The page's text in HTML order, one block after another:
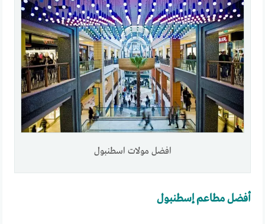
افضل مولات اسطنبول
أفضل مطاعم إسطنبول